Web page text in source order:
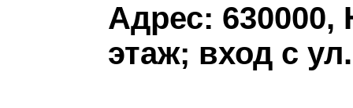
Адрес: 630000,
этаж; вход с